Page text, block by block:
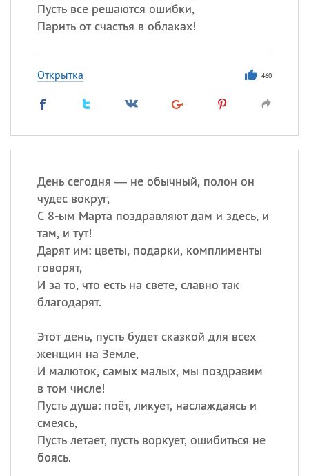
Пусть все решаются ошибки,
Парить от счастья в облаках!
Открытка 460
День сегодня — не обычный, полон он
чудес вокруг,
С 8-ым Марта поздравляют дам и здесь, и
там, и тут!
Дарят им: цветы, подарки, комплименты
говорят,
И за то, что есть на свете, славно так
благодарят.
Этот день, пусть будет сказкой для всех
женщин на Земле,
И малюток, самых малых, мы поздравим
в том числе!
Пусть душа: поёт, ликует, наслаждаясь и
смеясь,
Пусть летает, пусть воркует, ошибиться не
боясь.
Анна